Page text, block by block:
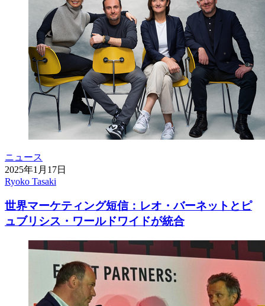
ニュース
2025年1月17日
Ryoko Tasaki
世界マーケティング短信：レオ・バーネットとピ
ュブリシス・ワールドワイドが統合